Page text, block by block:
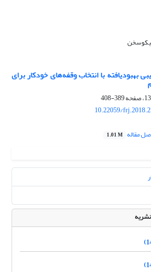
بهبود‌یافته با انتخاب وقفه‌های خودکار برای
389-408
10.22059/
مقاله 1.01 M